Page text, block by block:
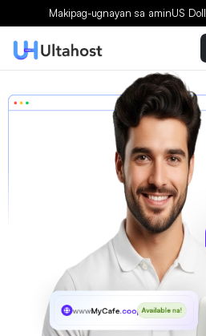
Makipag-ugnayan sa aminUS
wwwMyCafe.coopAvailable na!